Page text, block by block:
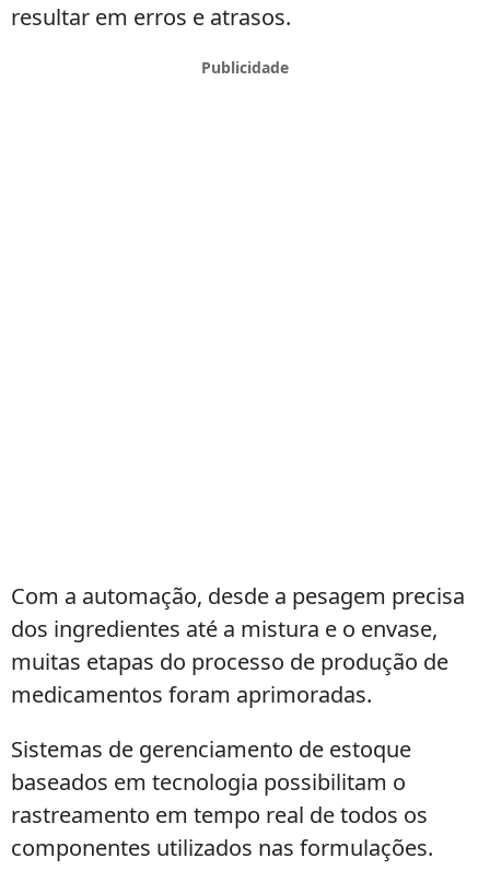
resultar em erros e atrasos.
Com a automação, desde a pesagem precisa
dos ingredientes até a mistura e o envase,
muitas etapas do processo de produção de
medicamentos foram aprimoradas.
Sistemas de gerenciamento de estoque
baseados em tecnologia possibilitam o
rastreamento em tempo real de todos os
componentes utilizados nas formulações.